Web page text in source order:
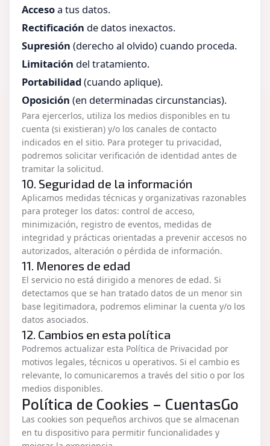
Accesoa tus datos.
Rectificación de datos inexactos.
Supresión (derecho al olvido) cuando proceda.
Limitación del tratamiento.
Portabilidad(cuando aplique).
Oposición (en determinadas circunstancias).
Para ejercerlos, utiliza los medios disponibles en tu
cuenta (si existieran) y/o los canales de contacto
indicados en el sitio. Para proteger tu privacidad,
podremos solicitar verificación de identidad antes de
tramitar la solicitud.
10. Seguridad de la información
Aplicamos medidas técnicas y organizativas razonables
para proteger los datos: control de acceso,
minimización, registro de eventos, medidas de
integridad y prácticas orientadas a prevenir accesos no
autorizados, alteración o pérdida de información.
11. Menores de edad
El servicio no está dirigido a menores de edad. Si
detectamos que se han tratado datos de un menor sin
base legitimadora, podremos eliminar la cuenta y/o los
datos asociados.
12. Cambios en esta política
Podremos actualizar esta Política de Privacidad por
motivos legales, técnicos u operativos. Si el cambio es
relevante, lo comunicaremos a través del sitio o por los
medios disponibles.
Política de Cookies – CuentasGo
Las cookies son pequeños archivos que se almacenan
en tu dispositivo para permitir funcionalidades y